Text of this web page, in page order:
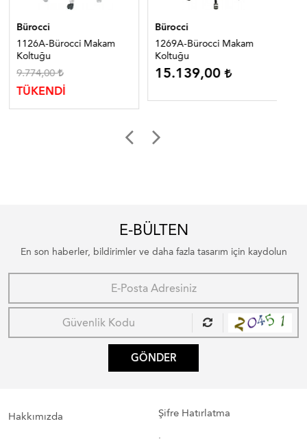
Bürocci
1126A-Bürocci Makam
Koltuğu
9.774,00
TÜKENDİ
Bürocci
1269A-Bürocci Makam
Koltuğu
15.139,00
E-BÜLTEN
En son haberler, bildirimler ve daha fazla tasarım için kaydolun
GÖNDER
Hakkımızda Şifre Hatırlatma